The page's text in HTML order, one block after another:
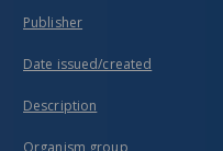
Publisher
Date issued/created
Description
Organism group